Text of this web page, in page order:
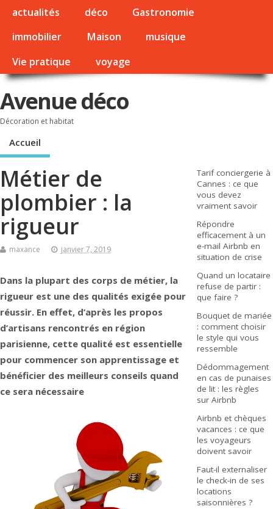
actualités déco
Gastronomie
immobilier
Maison
musique
Vie pratique
voyage
Avenue déco
Décoration et habitat
Accueil
Métier de
plombier : la
rigueur
maxance janvier 7, 2019
Dans la plupart des corps de métier, la
rigueur est une des qualités exigée pour
réussir. En effet, d’après les propos
d’artisans rencontrés en région
parisienne, cette qualité est essentielle
pour commencer son apprentissage et
bénéficier des meilleurs conseils quand
ce sera nécessaire
Tarif conciergerie à
Cannes : ce que
vous devez
vraiment savoir
Répondre
efficacement à un
e-mail Airbnb en
situation de crise
Quand un locataire
refuse de partir :
que faire ?
Bouquet de mariée
: comment choisir
le style qui vous
ressemble
Dédommagement
en cas de punaises
de lit : les règles
sur Airbnb
Airbnb et chèques
vacances : ce que
les voyageurs
doivent savoir
Faut-il externaliser
le check-in de ses
locations
saisonnières ?